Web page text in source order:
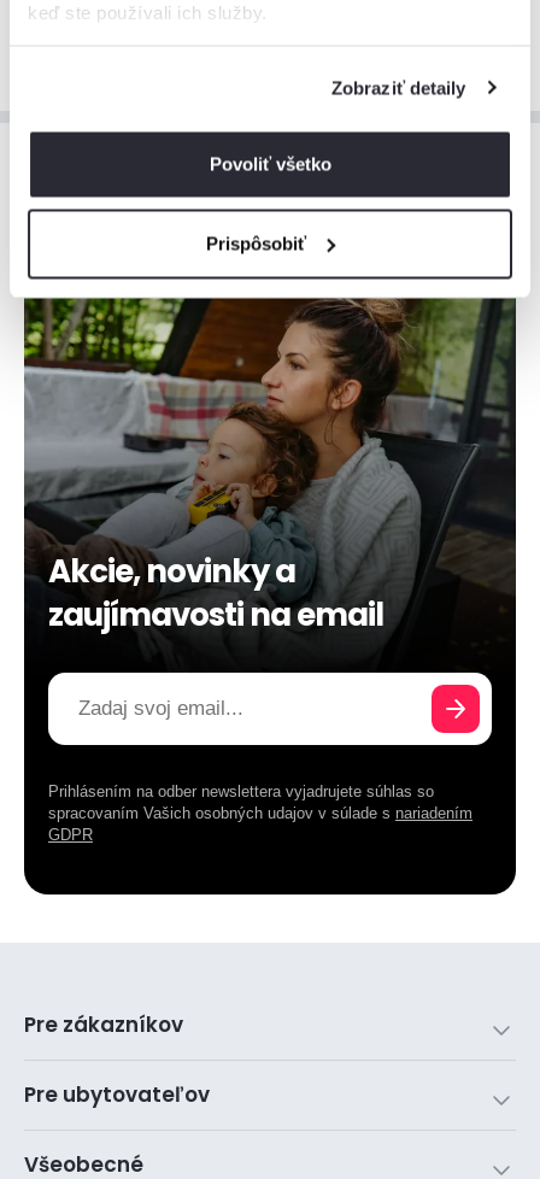
keď ste používali ich služby.
Zobraziť detaily
Povoliť všetko
Prispôsobiť
Zobraziť viac
Akcie, novinky a
zaujímavosti na email
Prihlásením na odber newslettera vyjadrujete súhlas so
spracovaním Vašich osobných udajov v súlade s nariadením
GDPR
Pre zákazníkov
Pre ubytovateľov
Všeobecné